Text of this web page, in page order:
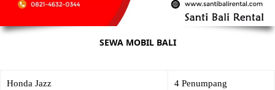
SEWA MOBIL BALI
Honda Jazz 4 Penumpang